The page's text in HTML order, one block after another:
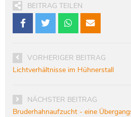
BEITRAG TEILEN
VORHERIGER BEITRAG
Lichtverhältnisse im Hühnerstall
NÄCHSTER BEITRAG
Bruderhahnaufzucht - eine